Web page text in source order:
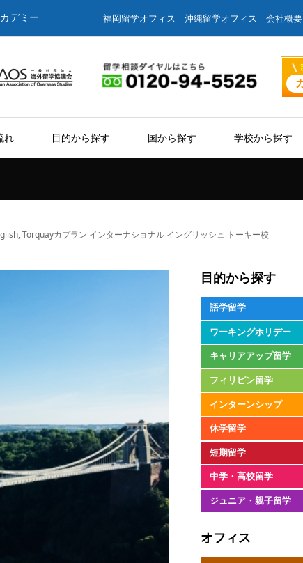
デミー 福岡留学オフィス 沖縄留学オフィス 会社概要
れ 目的から探す 国から探す 学校から探す
Torquayカプラン インターナショナル イングリッシュ トーキー校
目的から探す
語学留学
ワーキングホリデー
キャリアアップ留学
フィリピン留学
インターンシップ
休学留学
短期留学
中学・高校留学
ジュニア・親子留学
オフィス